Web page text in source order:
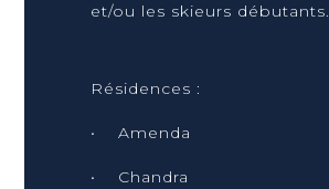
et/ou les skieurs débutants.
Résidences :
• Amenda
• Chandra